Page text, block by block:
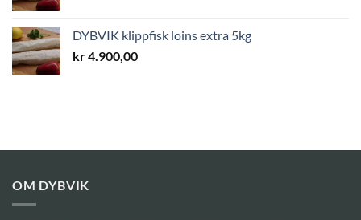
DYBVIK klippfisk loins extra 5kg
kr4.900,00
OM DYBVIK